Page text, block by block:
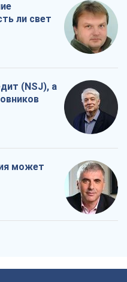
ли свет
(NSJ), а
может